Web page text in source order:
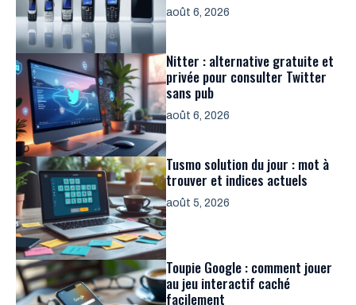
août 6, 2026
Nitter : alternative gratuite et
privée pour consulter Twitter
sans pub
août 6, 2026
Tusmo solution du jour : mot à
trouver et indices actuels
août 5, 2026
Toupie Google : comment jouer
au jeu interactif caché
facilement